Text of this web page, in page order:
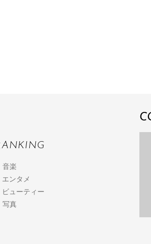
音楽
エンタメ
ビューティー
写真